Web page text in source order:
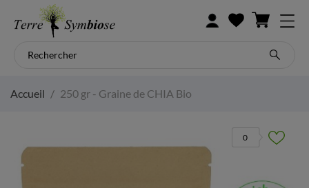
Accueil 250 gr - Graine de CHIA Bio
0